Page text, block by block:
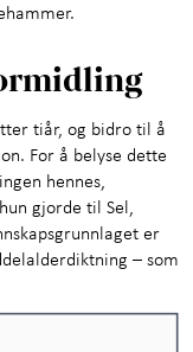
tiår, og bidro til å
For å belyse dette
hennes,
gjorde til Sel,
er
– som